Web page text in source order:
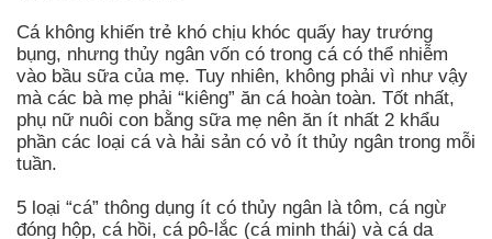
Cá không khiến trẻ khó chịu khóc quấy hay trướng
bụng, nhưng thủy ngân vốn có trong cá có thể nhiễm
vào bầu sữa của mẹ. Tuy nhiên, không phải vì như vậy
mà các bà mẹ phải “kiêng” ăn cá hoàn toàn. Tốt nhất,
phụ nữ nuôi con bằng sữa mẹ nên ăn ít nhất 2 khẩu
phần các loại cá và hải sản có vỏ ít thủy ngân trong mỗi
tuần.
5 loại “cá” thông dụng ít có thủy ngân là tôm, cá ngừ
đóng hộp, cá hồi, cá pô-lắc (cá minh thái) và cá da